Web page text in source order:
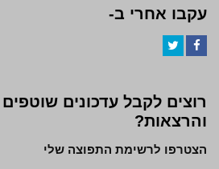
עקבו אחרי ב-
רוצים לקבל עדכונים שוטפים
והרצאות?
הצטרפו לרשימת התפוצה שלי